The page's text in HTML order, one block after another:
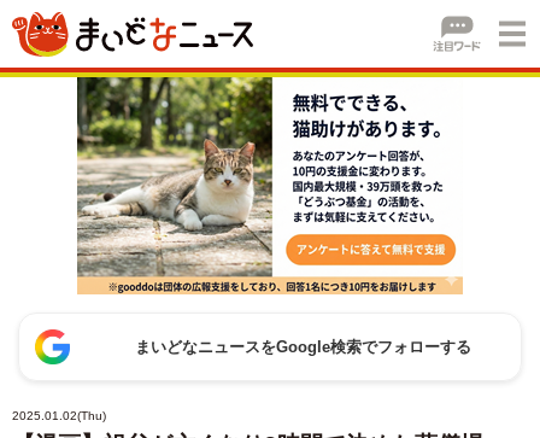
まいどなニュースをGoogle検索でフォローする
2025.01.02(Thu)